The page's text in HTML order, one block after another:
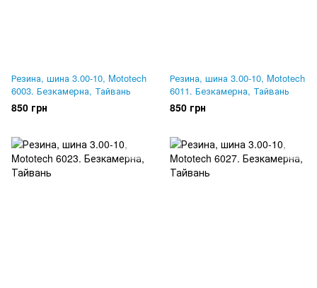
Резина, шина 3.00-10, Mototech
6003. Безкамерна, Тайвань
850 грн
Резина, шина 3.00-10, Mototech
6011. Безкамерна, Тайвань
850 грн